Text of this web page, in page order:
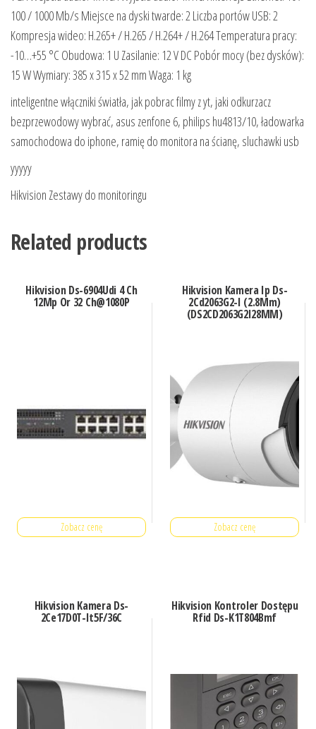
100 / 1000 Mb/s Miejsce na dyski twarde: 2 Liczba portów USB: 2
Kompresja wideo: H.265+ / H.265 / H.264+ / H.264 Temperatura pracy:
-10…+55 °C Obudowa: 1 U Zasilanie: 12 V DC Pobór mocy (bez dysków):
15 W Wymiary: 385 x 315 x 52 mm Waga: 1 kg
inteligentne włączniki światła, jak pobrac filmy z yt, jaki odkurzacz
bezprzewodowy wybrać, asus zenfone 6, philips hu4813/10, ładowarka
samochodowa do iphone, ramię do monitora na ścianę, sluchawki usb
yyyyy
Hikvision Zestawy do monitoringu
Related products
Hikvision Ds-6904Udi 4 Ch
12Mp Or 32 Ch@1080P
Zobacz cenę
Hikvision Kamera Ip Ds-
2Cd2063G2-I (2.8Mm)
(DS2CD2063G2I28MM)
Zobacz cenę
Hikvision Kamera Ds-
2Ce17D0T-It5F/36C
Hikvision Kontroler Dostępu
Rfid Ds-K1T804Bmf